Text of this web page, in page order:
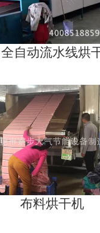
全自动流水线烘
布料烘干机